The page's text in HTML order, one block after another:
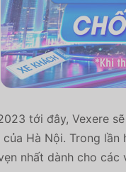
tới đây, Vexere
Hà Nội. Trong
nhất dành cho các